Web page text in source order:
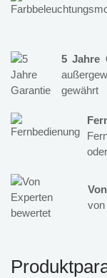
5 Jahre
gewährt
von